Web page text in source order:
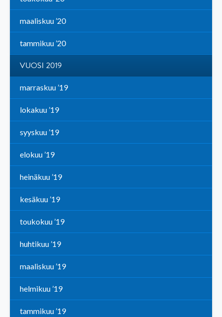
maaliskuu ’20
tammikuu ’20
VUOSI 2019
marraskuu ’19
lokakuu ’19
syyskuu ’19
elokuu ’19
heinäkuu ’19
kesäkuu ’19
toukokuu ’19
huhtikuu ’19
maaliskuu ’19
helmikuu ’19
tammikuu ’19